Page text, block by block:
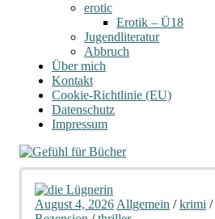
erotic
Erotik – Ü18
Jugendliteratur
Abbruch
Über mich
Kontakt
Cookie-Richtlinie (EU)
Datenschutz
Impressum
August 4, 2026 Allgemein /krimi /